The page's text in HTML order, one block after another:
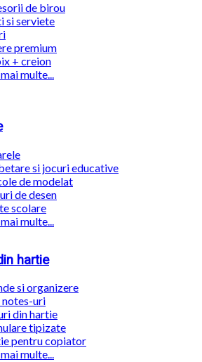
de birou
si serviete
premium
+ creion
multe...
si jocuri educative
de modelat
de desen
scolare
multe...
hartie
si organizere
notes-uri
din hartie
tipizate
pentru copiator
multe...